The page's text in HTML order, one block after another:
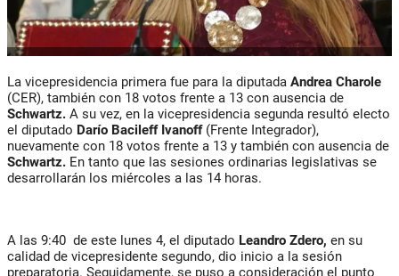
La vicepresidencia primera fue para la diputada Andrea Charole
(CER), también con 18 votos frente a 13 con ausencia de
Schwartz. A su vez, en la vicepresidencia segunda resultó electo
el diputado Darío Bacileff Ivanoff(Frente Integrador),
nuevamente con 18 votos frente a 13 y también con ausencia de
Schwartz. En tanto que las sesiones ordinarias legislativas se
desarrollarán los miércoles a las 14 horas.
A las 9:40 de este lunes 4, el diputado Leandro Zdero, en su
calidad de vicepresidente segundo, dio inicio a la sesión
preparatoria. Seguidamente, se puso a consideración el punto